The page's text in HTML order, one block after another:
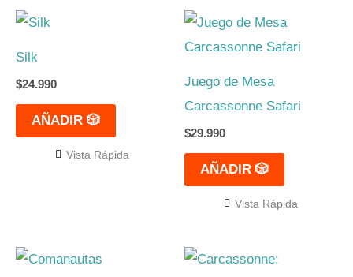
Silk
$24.990
AÑADIR 🎲
Vista Rápida
Juego de Mesa
Carcassonne Safari
$29.990
AÑADIR 🎲
Vista Rápida